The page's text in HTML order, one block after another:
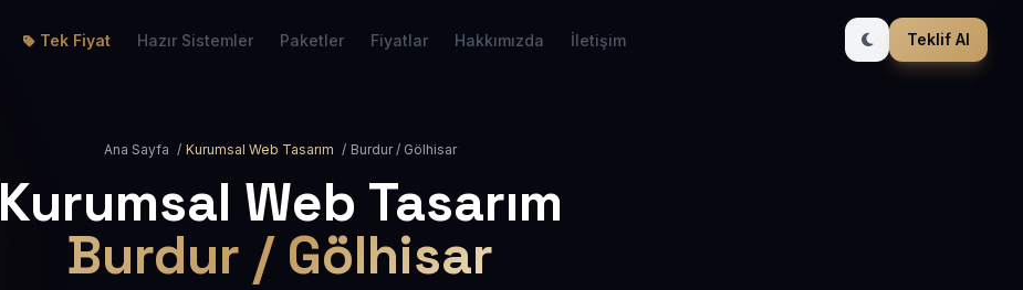
Tek Fiyat Hazır Sistemler Paketler Fiyatlar Hakkımızda İletişim Teklif Al
Ana Sayfa / Kurumsal Web Tasarım / Burdur / Gölhisar
Kurumsal Web Tasarım
Burdur / Gölhisar